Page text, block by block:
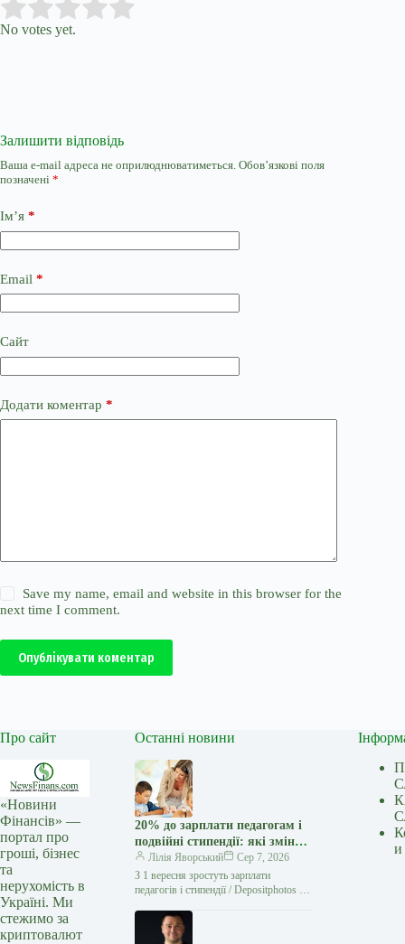
Rate this item:
No votes yet.
Залишити відповідь
Ваша e-mail адреса не оприлюднюватиметься. Обов’язкові поля
позначені *
Ім’я *
Email *
Сайт
Додати коментар *
Save my name, email and website in this browser for the
next time I comment.
Опублікувати коментар
Про сайт
«Новини
Фінансів» —
портал про
гроші, бізнес
та
нерухомість в
Україні. Ми
стежимо за
криптовалют
Останні новини
20% до зарплати педагогам і
подвійні стипендії: які зміни з
1 вересня
Лілія Яворський
Сер 7, 2026
З 1 вересня зростуть зарплати
педагогів і стипендії / Depositphotos З 1
нові соціальні ініціативи…
и